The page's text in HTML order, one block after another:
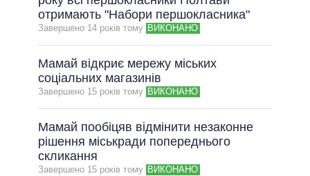
отримають "Набори першокласника"
Завершено 14 рокiв тому ВИКОНАНО
Мамай відкриє мережу міських
соціальних магазинів
Завершено 15 рокiв тому ВИКОНАНО
Мамай пообіцяв відмінити незаконне
рішення міськради попереднього
скликання
Завершено 15 рокiв тому ВИКОНАНО